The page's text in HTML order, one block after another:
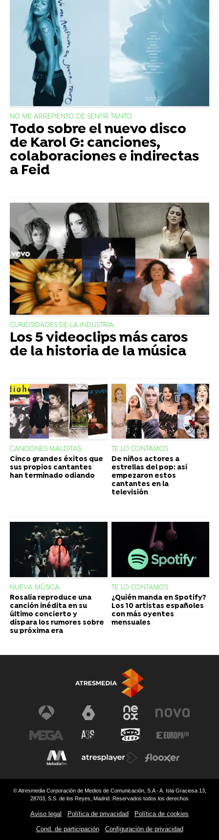
NO ME ARREPIENTO DE SENTIR TANTO
Todo sobre el nuevo disco
de Karol G: canciones,
colaboraciones e indirectas
a Feid
CURIOSIDADES DE LA INDUSTRIA
Los 5 videoclips más caros
de la historia de la música
CANCIONES MALDITAS
Cinco grandes éxitos que
sus propios cantantes
han terminado odiando
TE LO CONTAMOS
De niños actores a
estrellas del pop: así
empezaron estos
cantantes en la
televisión
NUEVA MÚSICA
Rosalía reproduce una
canción inédita en su
último concierto y
dispara los rumores sobre
su próxima era
TE LO CONTAMOS
¿Quién manda en Spotify?
Los 10 artistas españoles
con más oyentes
mensuales
© Atresmedia Corporación de Medios de Comunicación, S.A - A. Isla Graciosa 13,
28703, S.S. de los Reyes, Madrid. Reservados todos los derechos
Aviso legal Política de privacidad Política de cookies
Cond. de participación Configuración de privacidad